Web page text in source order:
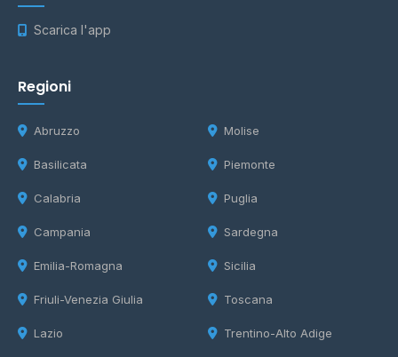
Scarica l'app
Regioni
Abruzzo
Basilicata
Calabria
Campania
Emilia-Romagna
Friuli-Venezia Giulia
Lazio
Molise
Piemonte
Puglia
Sardegna
Sicilia
Toscana
Trentino-Alto Adige